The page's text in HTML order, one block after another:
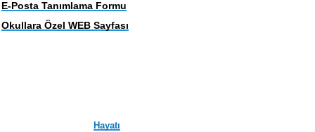
E-Posta Tanımlama Formu
Okullara Özel WEB Sayfası
Hayatı